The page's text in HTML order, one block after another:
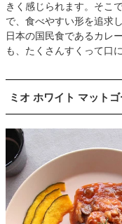
きく感じられます。そこ
で、食べやすい形を追求
日本の国民食であるカレ
も、たくさんすくって口
ミオ ホワイト マット
WHITE MATT GOLD